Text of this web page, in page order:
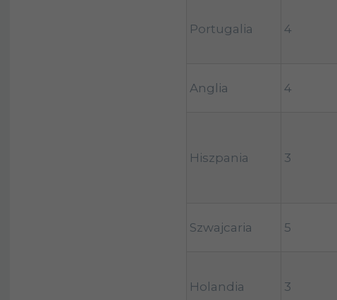
Portugalia 4
Anglia 4
Hiszpania 3
Szwajcaria 5
Holandia 3